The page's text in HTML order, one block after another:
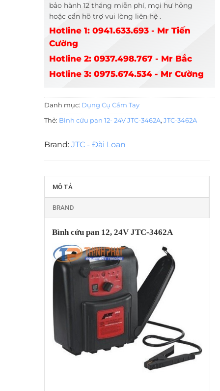
bảo hành 12 tháng miễn phí, mọi hư hỏng
hoặc cần hỗ trợ vui lòng liên hệ .
Hotline 1: 0941.633.693 - Mr Tiến
Cường
Hotline 2: 0937.498.767 - Mr Bắc
Hotline 3: 0975.674.534 - Mr Cường
Danh mục: Dụng Cụ Cầm Tay
Thẻ: Bình cứu pan 12- 24V JTC-3462A, JTC-3462A
Brand: JTC - Đài Loan
MÔ TẢ
BRAND
Bình cứu pan 12, 24V JTC-3462A